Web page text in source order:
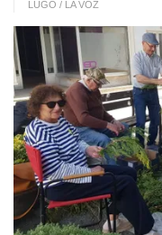
LUGO / LA VOZ